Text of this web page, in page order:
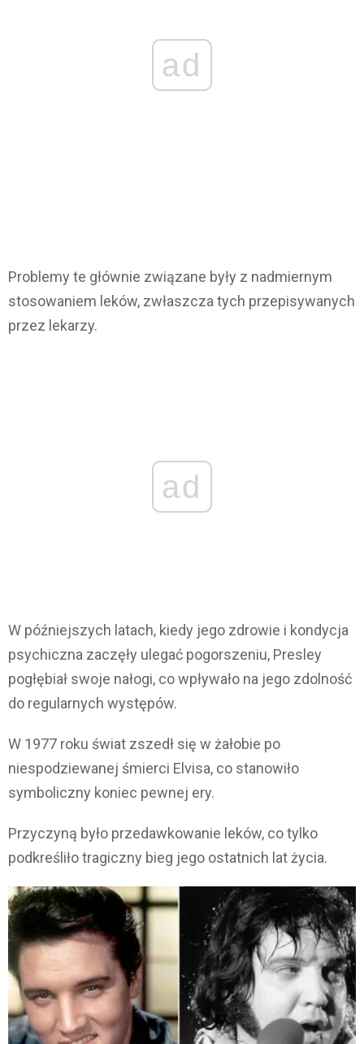
ad
Problemy te głównie związane były z nadmiernym
stosowaniem leków, zwłaszcza tych przepisywanych
przez lekarzy.
ad
W późniejszych latach, kiedy jego zdrowie i kondycja
psychiczna zaczęły ulegać pogorszeniu, Presley
pogłębiał swoje nałogi, co wpływało na jego zdolność
do regularnych występów.
W 1977 roku świat zszedł się w żałobie po
niespodziewanej śmierci Elvisa, co stanowiło
symboliczny koniec pewnej ery.
Przyczyną było przedawkowanie leków, co tylko
podkreśliło tragiczny bieg jego ostatnich lat życia.